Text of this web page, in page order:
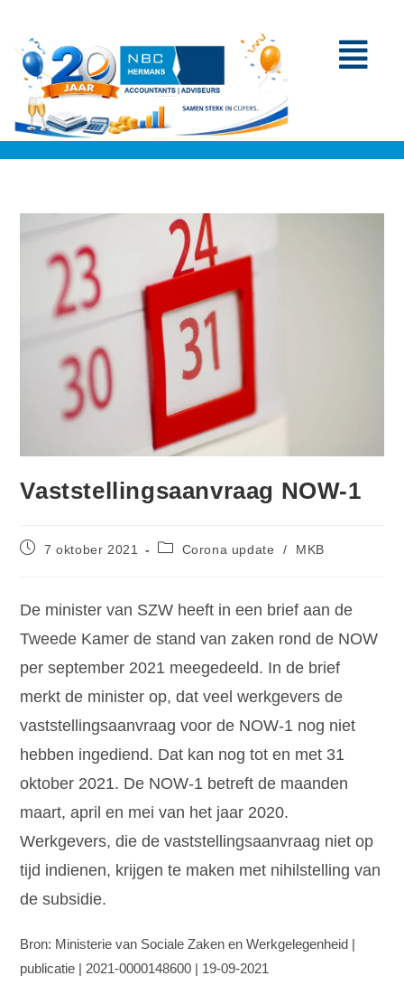
Vaststellingsaanvraag NOW-1
7 oktober 2021 Corona update / MKB
De minister van SZW heeft in een brief aan de
Tweede Kamer de stand van zaken rond de NOW
per september 2021 meegedeeld. In de brief
merkt de minister op, dat veel werkgevers de
vaststellingsaanvraag voor de NOW-1 nog niet
hebben ingediend. Dat kan nog tot en met 31
oktober 2021. De NOW-1 betreft de maanden
maart, april en mei van het jaar 2020.
Werkgevers, die de vaststellingsaanvraag niet op
tijd indienen, krijgen te maken met nihilstelling van
de subsidie.
Bron: Ministerie van Sociale Zaken en Werkgelegenheid |
publicatie | 2021-0000148600 | 19-09-2021